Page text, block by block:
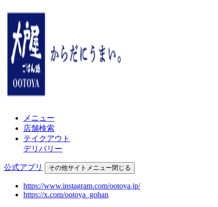
メニュー
店舗検索
テイクアウト
デリバリー
公式アプリ その他サイトメニュー閉じる
https://www.instagram.com/ootoya.jp/
https://x.com/ootoya_gohan